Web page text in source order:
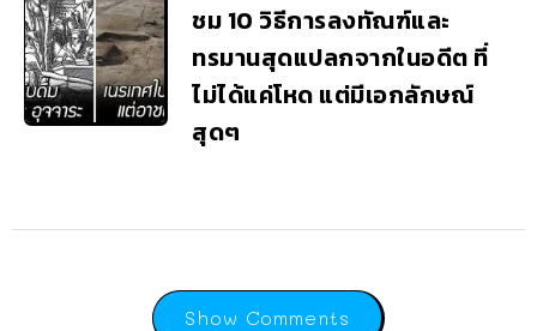
ชม 10 วิธีการลงทัณฑ์และ
ทรมานสุดแปลกจากในอดีต ที่
ไม่ได้แค่โหด แต่มีเอกลักษณ์
สุดๆ
Show Comments